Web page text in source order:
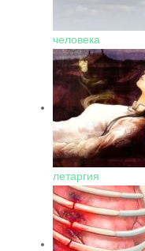
человека
летаргия